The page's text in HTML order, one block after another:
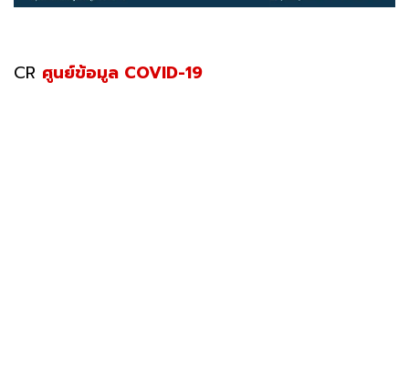
CR ศูนย์ข้อมูล COVID-19